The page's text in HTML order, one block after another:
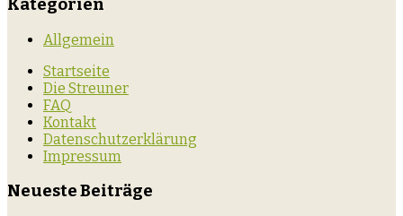
Kategorien
Allgemein
Startseite
Die Streuner
FAQ
Kontakt
Datenschutzerklärung
Impressum
Neueste Beiträge